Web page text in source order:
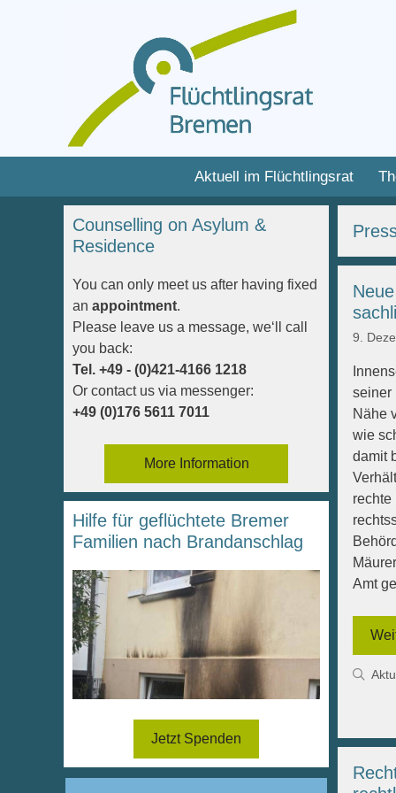
Inhalt
Aktuell im Flüchtlingsrat
9.
seiner
Nähe
wie
damit
rechte
Amt
Counselling on Asylum &
Residence
You can only meet us after having fixed
an appointment.
Please leave us a message, we‘ll call
you back:
Tel. +49 - (0)421-4166 1218
Or contact us via messenger:
+49 (0)176 5611 7011
More Information
Hilfe für geflüchtete Bremer
Familien nach Brandanschlag
Jetzt Spenden